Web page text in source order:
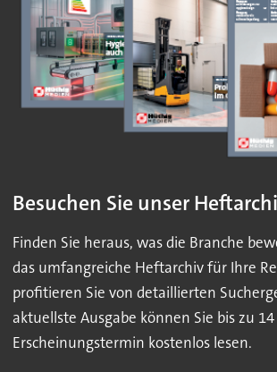
Besuchen Sie unser
Finden Sie heraus, was die Branche
das umfangreiche Heftarchiv für Ihre
profitieren Sie von detaillierten
aktuellste Ausgabe können Sie bis zu 14
Erscheinungstermin kostenlos lesen.